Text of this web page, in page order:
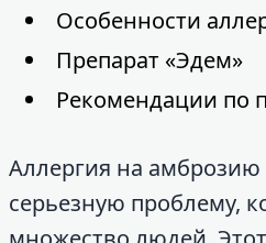
Особенности
Препарат «Эдем»
Рекомендации по
Аллергия на амброзию
серьезную проблему,